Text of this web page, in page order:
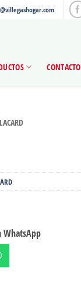
CONTACTO
WhatsApp